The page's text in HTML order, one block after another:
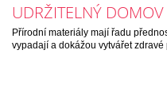
UDRŽITELNÝ DOMOV
Přírodní materiály mají řadu
vypadají a dokážou vytvářet zdravé